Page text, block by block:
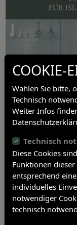
2nd unrevised
Bamberg 2016
COOKIE-
Wählen Sie bitte,
Technisch
Weiter Infos
Technisch
Diese Cookies
Funktionen
entsprechend
individuelles
notwendiger
technisch